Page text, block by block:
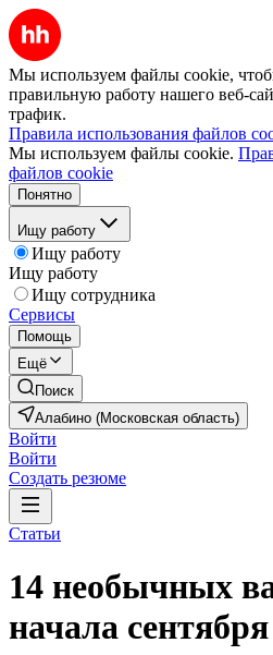
Мы используем файлы cookie,
правильную работу нашего веб-
трафик.
Правила использования файлов
Мы используем файлы cookie.
файлов cookie
Понятно
Ищу работу
Ищу работу
Ищу работу
Ищу сотрудника
Сервисы
Помощь
Ещё
Поиск
Алабино (Московская область)
Войти
Войти
Создать резюме
Статьи
14 необычных
начала сентября